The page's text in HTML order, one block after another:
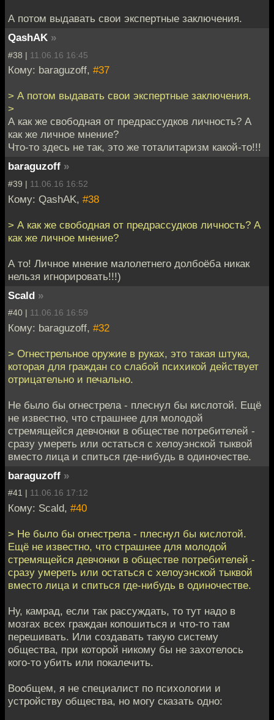
А потом выдавать свои экспертные заключения.
QashAK »
#38 | 11.06.16 16:45
Кому: baraguzoff, #37
> А потом выдавать свои экспертные заключения.
>
А как же свободная от предрассудков личность? А
как же личное мнение?
Что-то здесь не так, это же тоталитаризм какой-то!!!
baraguzoff »
#39 | 11.06.16 16:52
Кому: QashAK, #38
> А как же свободная от предрассудков личность? А
как же личное мнение?
А то! Личное мнение малолетнего долбоёба никак
нельзя игнорировать!!!)
Scald »
#40 | 11.06.16 16:59
Кому: baraguzoff, #32
> Огнестрельное оружие в руках, это такая штука,
которая для граждан со слабой психикой действует
отрицательно и печально.
Не было бы огнестрела - плеснул бы кислотой. Ещё
не известно, что страшнее для молодой
стремящейся девчонки в обществе потребителей -
сразу умереть или остаться с хелоуэнской тыквой
вместо лица и спиться где-нибудь в одиночестве.
baraguzoff »
#41 | 11.06.16 17:12
Кому: Scald, #40
> Не было бы огнестрела - плеснул бы кислотой.
Ещё не известно, что страшнее для молодой
стремящейся девчонки в обществе потребителей -
сразу умереть или остаться с хелоуэнской тыквой
вместо лица и спиться где-нибудь в одиночестве.
Ну, камрад, если так рассуждать, то тут надо в
мозгах всех граждан копошиться и что-то там
перешивать. Или создавать такую систему
общества, при которой никому бы не захотелось
кого-то убить или покалечить.
Вообщем, я не специалист по психологии и
устройству общества, но могу сказать одно: